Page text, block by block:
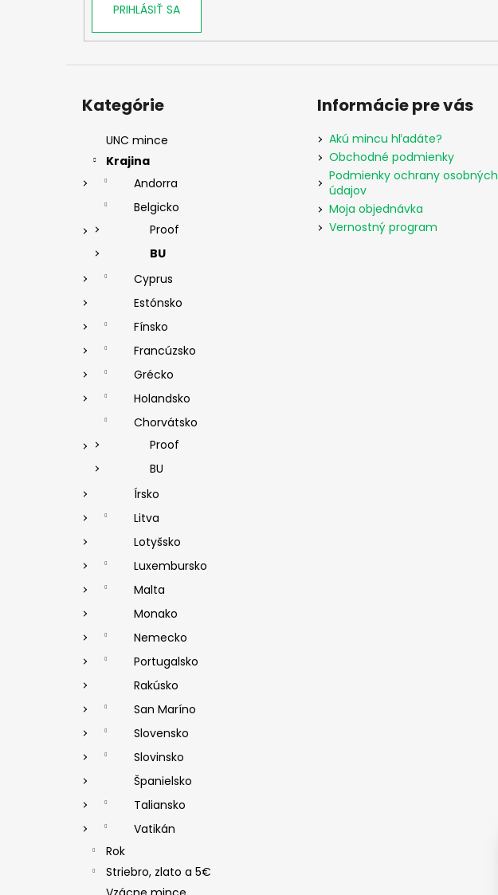
PRIHLÁSIŤ SA
kategórie
Kategórie
UNC mince
Krajina
Andorra
Belgicko
Proof
BU
Cyprus
Estónsko
Fínsko
Francúzsko
Grécko
Holandsko
Chorvátsko
Proof
BU
Írsko
Litva
Lotyšsko
Luxembursko
Malta
Monako
Nemecko
Portugalsko
Rakúsko
San Maríno
Slovensko
Slovinsko
Španielsko
Taliansko
Vatikán
Rok
Striebro, zlato a 5€
Informácie pre vás
Akú mincu hľadáte?
Obchodné podmienky
Podmienky ochrany osobných
údajov
Moja objednávka
Vernostný program